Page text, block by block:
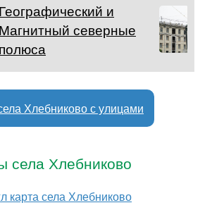
Географический и
Магнитный северные
полюса
Хлебниково с улицами
села Хлебниково
карта села Хлебниково